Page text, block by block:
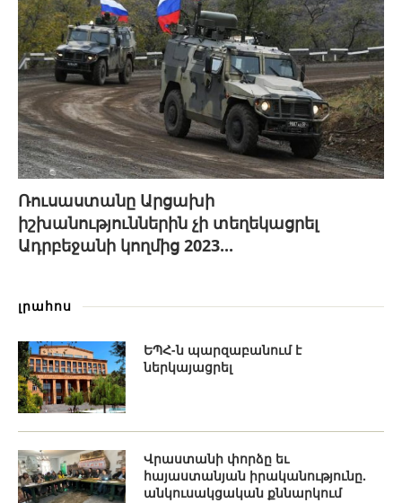
Ռուսաստանը Արցախի
իշխանություններին չի տեղեկացրել
Ադրբեջանի կողմից 2023...
լրահոս
ԵՊՀ-ն պարզաբանում է
ներկայացրել
Վրաստանի փորձը եւ
հայաստանյան իրականությունը.
անկուսակցական քննարկում